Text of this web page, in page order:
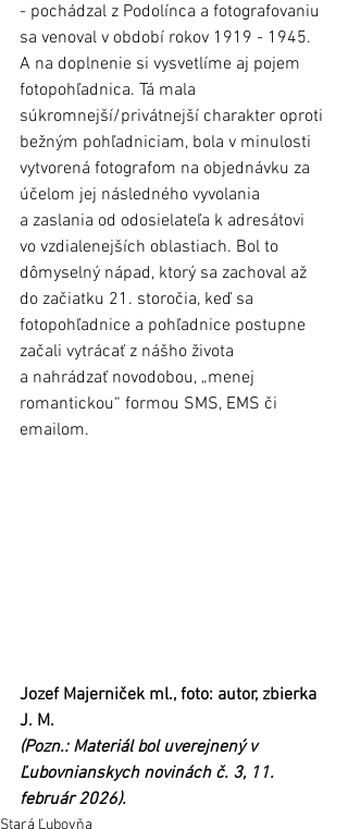
- pochádzal z Podolínca a fotografovaniu
sa venoval v období rokov 1919 - 1945.
A na doplnenie si vysvetlíme aj pojem
fotopohľadnica. Tá mala
súkromnejší/privátnejší charakter oproti
bežným pohľadniciam, bola v minulosti
vytvorená fotografom na objednávku za
účelom jej následného vyvolania
a zaslania od odosielateľa k adresátovi
vo vzdialenejších oblastiach. Bol to
dômyselný nápad, ktorý sa zachoval až
do začiatku 21. storočia, keď sa
fotopohľadnice a pohľadnice postupne
začali vytrácať z nášho života
a nahrádzať novodobou, „menej
romantickou“ formou SMS, EMS či
emailom.
Jozef Majerniček ml., foto: autor, zbierka
J. M.
(Pozn.: Materiál bol uverejnený v
Ľubovnianskych novinách č. 3, 11.
február 2026).
Stará Ľubovňa